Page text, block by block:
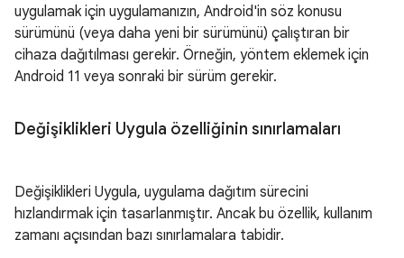
uygulamak için uygulamanızın, Android'in söz konusu
sürümünü (veya daha yeni bir sürümünü) çalıştıran bir
cihaza dağıtılması gerekir. Örneğin, yöntem eklemek için
Android 11 veya sonraki bir sürüm gerekir.
Değişiklikleri Uygula özelliğinin sınırlamaları
Değişiklikleri Uygula, uygulama dağıtım sürecini
hızlandırmak için tasarlanmıştır. Ancak bu özellik, kullanım
zamanı açısından bazı sınırlamalara tabidir.